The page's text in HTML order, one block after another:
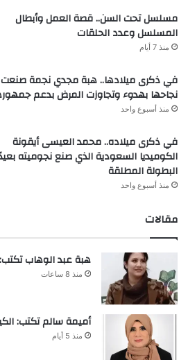
مسلسل تحت السن.. قصة العمل وأبطال
المسلسل وعدد الحلقات
منذ 7 أيام
في ذكرى ميلادها.. هبة مجدي نجمة صنعت
نجاحها بهدوء وتجاوزت المرض بدعم
منذ أسبوع واحد
في ذكرى ميلاده.. محمد العيسى أيقونة
الكوميديا السعودية الذي صنع نجوميته
البطولة المطلقة
منذ أسبوع واحد
مقالات
هبة عبد الوهاب
منذ 8 ساعات
أميمة سالم تكتب:
منذ 5 أيام